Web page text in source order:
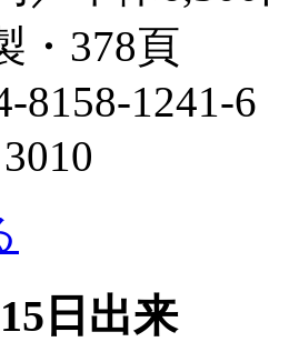
・378頁
8158-1241-6
日出来